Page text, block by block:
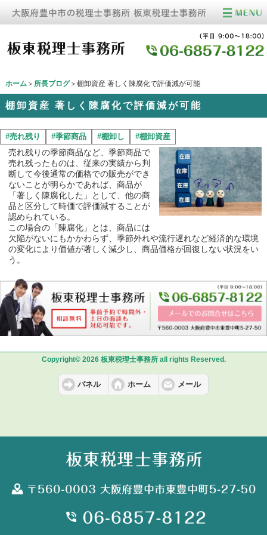
ホーム＞ 所長ブログ＞棚卸資産 著しく陳腐化で評価減が可能
棚卸資産 著しく陳腐化で評価減が可能
#売れ残り #季節商品 #棚卸し #棚卸資産
売れ残りの季節商品など、季節商品で
売れ残ったものは、従来の実績から判
断して今後通常の価格での販売ができ
ないことが明らかであれば、商品が
「著しく陳腐化した」として、他の商
品と区分して時価で評価減することが
認められている。
この場合の「陳腐化」とは、商品には
欠陥がないにもかかわらず、季節外れや流行遅れなど経済的な環境
の変化により価値が著しく減少し、商品価格が回復しない状況をい
う。
Copyright© 2026 板東税理士事務所 all rights Reserved.
パネル ホーム メール